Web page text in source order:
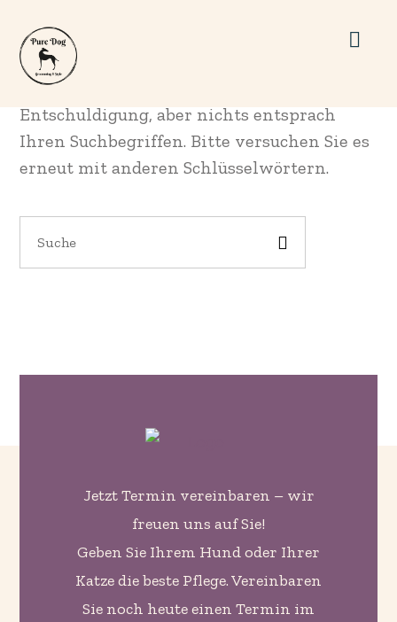
Nicht gefunden
Entschuldigung, aber nichts entsprach
Ihren Suchbegriffen. Bitte versuchen Sie es
erneut mit anderen Schlüsselwörtern.
Jetzt Termin vereinbaren – wir
freuen uns auf Sie!
Geben Sie Ihrem Hund oder Ihrer
Katze die beste Pflege. Vereinbaren
Sie noch heute einen Termin im